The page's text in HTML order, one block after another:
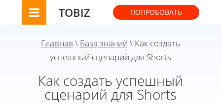
TOBIZ ПОПРОБОВАТЬ
Главная \ База знаний \ Как создать
успешный сценарий для Shorts
Как создать успешный
сценарий для Shorts